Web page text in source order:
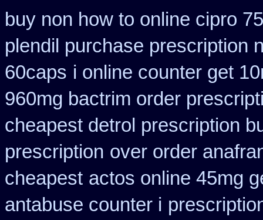
buy non how to online cipro
plendil purchase prescription
60caps i online counter get
960mg bactrim order
cheapest detrol prescription
prescription over order
cheapest actos online 45mg
antabuse counter i